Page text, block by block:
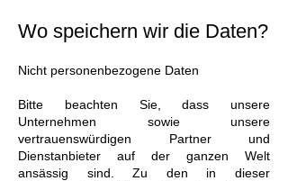
Wo speichern wir die Daten?
Nicht personenbezogene Daten
Bitte beachten Sie, dass unsere
Unternehmen sowie unsere
vertrauenswürdigen Partner und
Dienstanbieter auf der ganzen Welt
ansässig sind. Zu den in dieser